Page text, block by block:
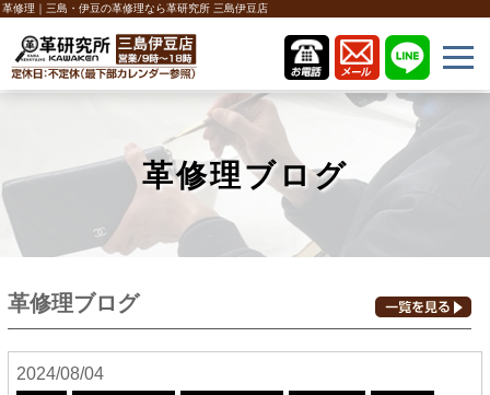
革修理｜三島・伊豆の革修理なら革研究所 三島伊豆店
革修理ブログ
革修理ブログ
2024/08/04